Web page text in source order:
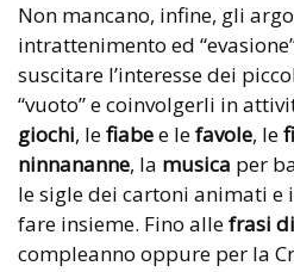
Non mancano, infine, gli
intrattenimento ed
suscitare l’interesse dei
“vuoto” e coinvolgerli in
giochi, lefiabee lefavole, le
ninnananne, la musica per
le sigle dei cartoni animati e i
fare insieme. Fino allefrasi
compleanno oppure per la